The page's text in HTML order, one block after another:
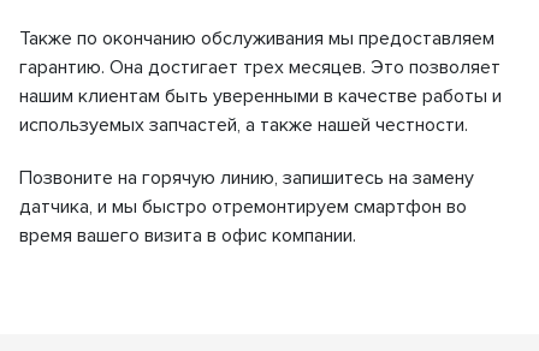
Также по окончанию обслуживания мы предоставляем
гарантию. Она достигает трех месяцев. Это позволяет
нашим клиентам быть уверенными в качестве работы и
используемых запчастей, а также нашей честности.
Позвоните на горячую линию, запишитесь на замену
датчика, и мы быстро отремонтируем смартфон во
время вашего визита в офис компании.